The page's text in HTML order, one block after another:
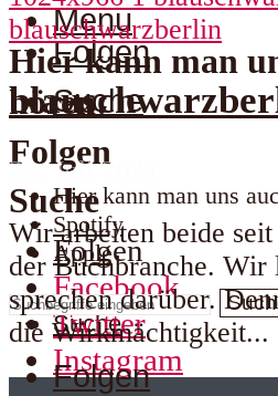
Hier kann man
hören:
Hier kann man uns
Spotify
Apple
Suche
Folgen
Folgen
Folgen
Facebook
Twitter
Instagram
Menu
Suche
Suche
Folgen
blauschwarzberlin
22. Juli 2021
Wir arbeiten beide
der Buchbranche.
sprechen darüber.
die Wirkmächtigkeit...